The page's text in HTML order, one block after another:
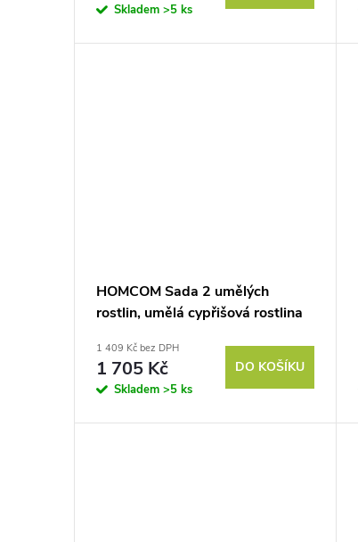
Skladem >5 ks
HOMCOM Sada 2 umělých
rostlin, umělá cypřišová rostlina
a zemní trn, Ø40 x 60H cm,
zelená barva
1 409 Kč bez DPH
1 705 Kč
Skladem >5 ks
DO KOŠÍKU